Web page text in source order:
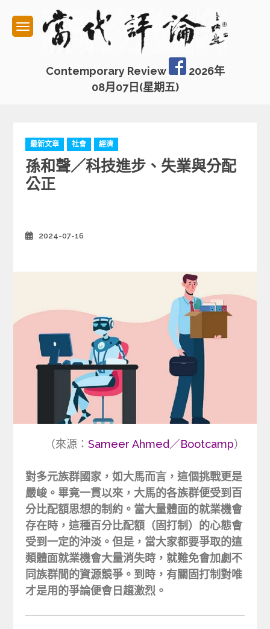
content
Contemporary Review
2026年
08月07日(星期五)
C
a
t
e
g
i
e
最新文章 社會 經濟
孫和聲／科技進步、失業與分配
公正
2024-07-16
（來源： Sameer Ahmed／Bootcamp）
對多元族群國家，如大馬而言，這個挑戰更是
嚴峻。畢竟一貫以來，大馬的各族群便受到百
分比配額思想的制約。當大量體面的就業機會
存在時，這種百分比配額（固打制）的心態會
受到一定的沖淡。但是，當大家都要爭取的這
類體面就業機會大量消失時，就難免會加劇不
同族群間的資源競爭。到時，有關固打制對唯
才是用的爭論便會日趨激烈。